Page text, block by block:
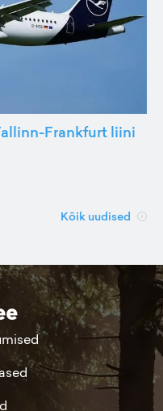
Frankfurt liini
Kõik uudised